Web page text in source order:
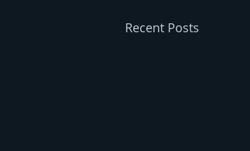
Recent Posts